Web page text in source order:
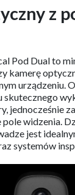
z
Pod Dual to
kamerę
urządzeniu.
skutecznego
jednocześnie
pole widzenia.
jest
systemów